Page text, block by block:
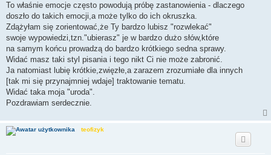
r
z
c
z
t
a
y
p
s
t
To właśnie emocje często powodują próbę zastanowienia - dlaczego
doszło do takich emocji,a może tylko do ich okruszka.
Zdążyłam się zorientować,że Ty bardzo lubisz "rozwlekać"
swoje wypowiedzi,tzn."ubierasz" je w bardzo dużo słów,które
na samym końcu prowadzą do bardzo krótkiego sedna sprawy.
Widać masz taki styl pisania i tego nikt Ci nie może zabronić.
Ja natomiast lubię krótkie,zwięzłe,a zarazem zrozumiałe dla innych
[tak mi się przynajmniej wdaje] traktowanie tematu.
Widać taka moja "uroda".
Pozdrawiam serdecznie.
teofizyk